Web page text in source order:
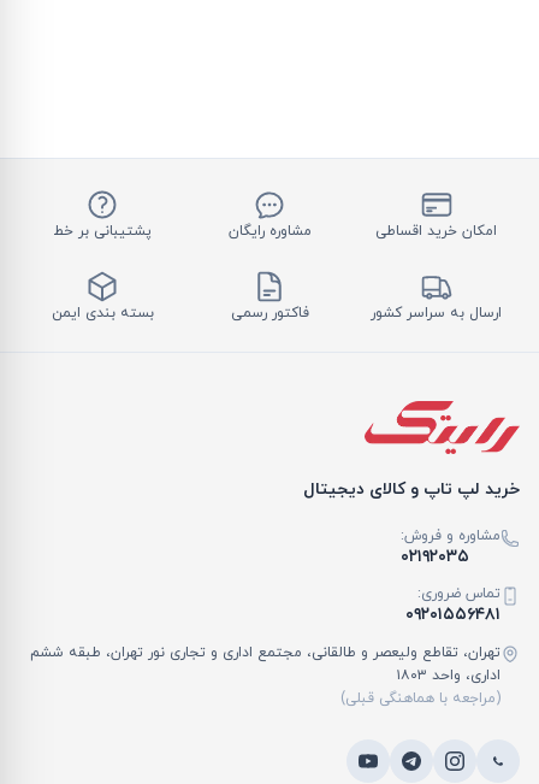
امکان خرید اقساطی مشاوره رایگان پشتیبانی بر خط
ارسال به سراسر کشور فاکتور رسمی بسته بندی ایمن
خرید لپ تاپ و کالای دیجیتال
مشاوره و فروش:
۰۲۱۹۲۰۳۵
تماس ضروری:
۰۹۲۰۱۵۵۶۴۸۱
تهران، تقاطع ولیعصر و طالقانی، مجتمع اداری و تجاری نور تهران، طبقه ششم
اداری، واحد ۱۸۰۳
(مراجعه با هماهنگی قبلی)